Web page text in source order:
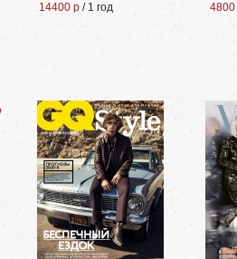
14400 р / 1 год 4800